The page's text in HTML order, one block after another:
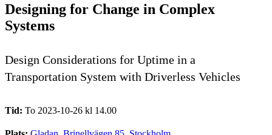
Designing for Change in Complex
Systems
Design Considerations for Uptime in a
Transportation System with Driverless Vehicles
Tid: To 2023-10-26 kl 14.00